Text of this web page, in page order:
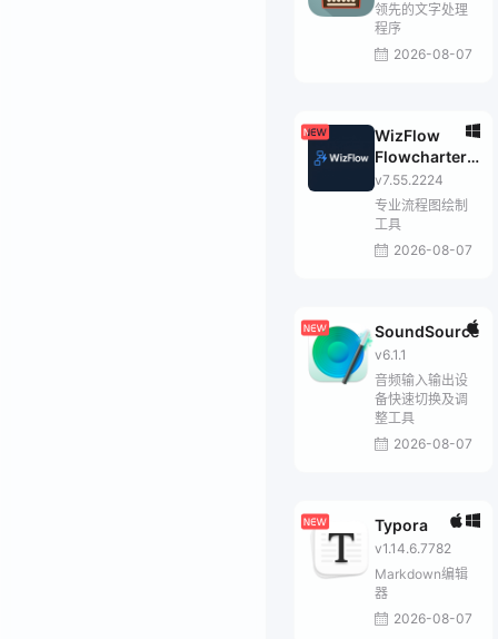
领先的文字处理
程序
2026-08-07
WizFlow
Flowcharter
Professional
v7.55.2224
专业流程图绘制
工具
2026-08-07
SoundSource
v6.1.1
音频输入输出设
备快速切换及调
整工具
2026-08-07
Typora
v1.14.6.7782
Markdown编辑
器
2026-08-07